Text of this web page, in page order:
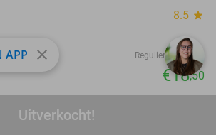
Uitverkocht!
8.5 star
Regulier €29
€18,50
favorite_border
APP close